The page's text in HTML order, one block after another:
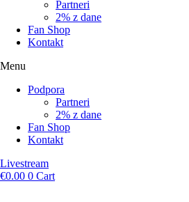
Partneri
2% z dane
Fan Shop
Kontakt
Menu
Podpora
Partneri
2% z dane
Fan Shop
Kontakt
Livestream
€0.00 0 Cart